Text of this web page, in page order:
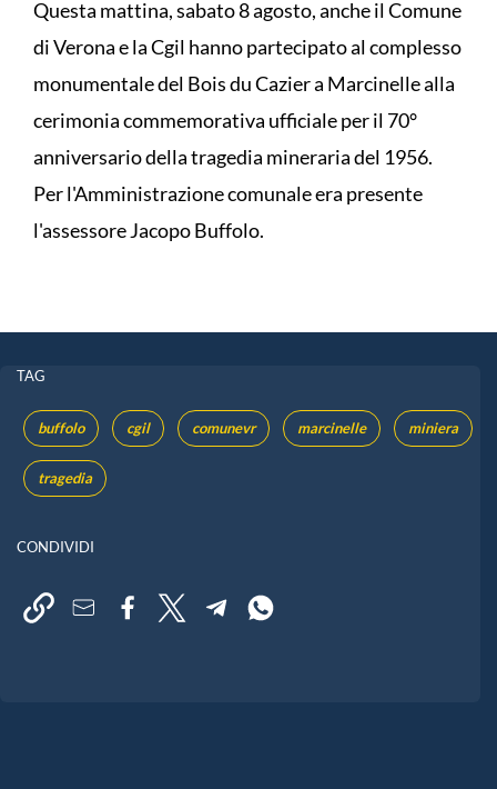
Questa mattina, sabato 8 agosto, anche il Comune
di Verona e la Cgil hanno partecipato al complesso
monumentale del Bois du Cazier a Marcinelle alla
cerimonia commemorativa ufficiale per il 70°
anniversario della tragedia mineraria del 1956.
Per l'Amministrazione comunale era presente
l'assessore Jacopo Buffolo.
TAG
buffolo cgil comunevr marcinelle miniera
tragedia
CONDIVIDI